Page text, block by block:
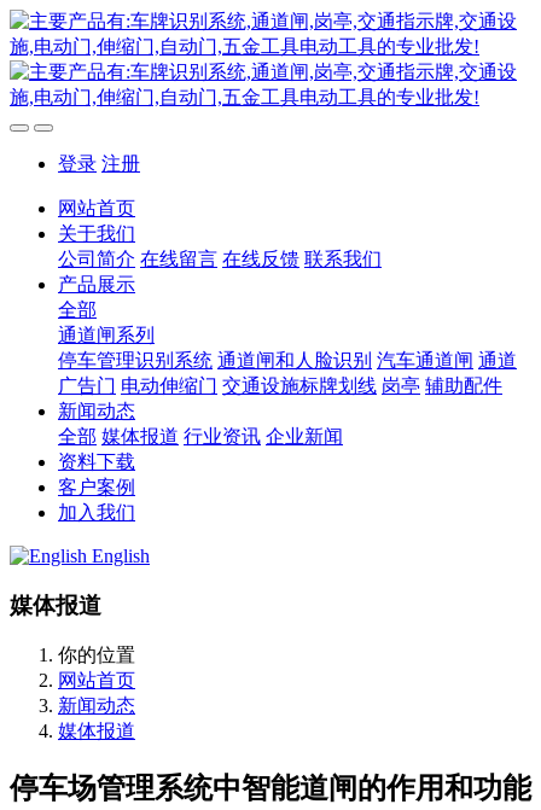
登录 注册
网站首页
关于我们
公司简介 在线留言 在线反馈 联系我们
产品展示
全部
通道闸系列
停车管理识别系统 通道闸和人脸识别 汽车通道闸 通道
广告门 电动伸缩门 交通设施标牌划线 岗亭 辅助配件
新闻动态
全部 媒体报道 行业资讯 企业新闻
资料下载
客户案例
加入我们
English
媒体报道
你的位置
网站首页
新闻动态
媒体报道
停车场管理系统中智能道闸的作用和功能